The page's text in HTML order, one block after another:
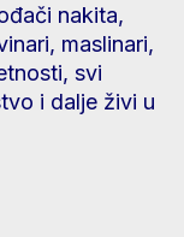
nakita,
maslinari,
svi
i dalje živi u